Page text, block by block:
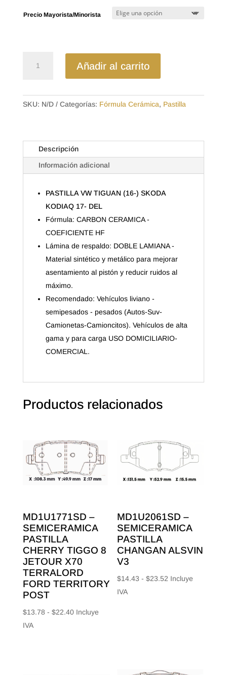
precios:
desde
$49.28
Precio Mayorista/Minorista
VW
KODIAQ
DEL
Añadir al carrito
SKU: N/D Categorías: Fórmula Cerámica, Pastilla
Descripción
Información adicional
PASTILLA VW TIGUAN (16-) SKODA
KODIAQ 17- DEL
Fórmula: CARBON CERAMICA -
COEFICIENTE HF
Lámina de respaldo: DOBLE LAMIANA -
Material sintético y metálico para mejorar
asentamiento al pistón y reducir ruidos al
máximo.
Recomendado: Vehículos liviano -
semipesados - pesados (Autos-Suv-
Camionetas-Camioncitos). Vehículos de alta
gama y para carga USO DOMICILIARIO-
COMERCIAL.
Productos relacionados
MD1U1771SD –
SEMICERAMICA
PASTILLA
CHERRY TIGGO 8
JETOUR X70
TERRALORD
FORD TERRITORY
POST
$13.78 - $22.40Rango
Incluye
IVA
MD1U2061SD –
SEMICERAMICA
PASTILLA
CHANGAN ALSVIN
V3
$14.43 - $23.52 Rango
Incluye
IVA